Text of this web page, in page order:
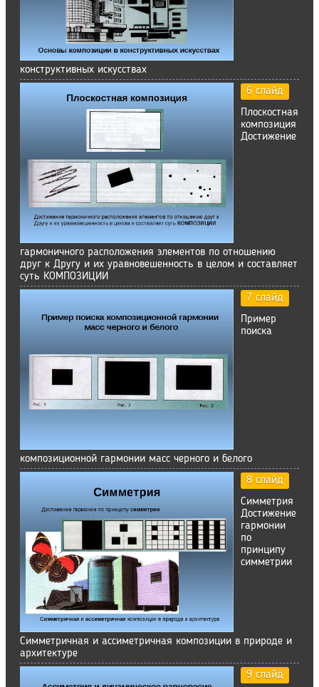
конструктивных искусствах
6 слайд
Плоскостная
композиция
Достижение
гармоничного расположения элементов по отношению
друг к Другу и их уравновешенность в целом и составляет
суть КОМПОЗИЦИИ
7 слайд
Пример
поиска
композиционной гармонии масс черного и белого
8 слайд
Симметрия
Достижение
гармонии
по
принципу
симметрии
Симметричная и ассиметричная композиции в природе и
архитектуре
9 слайд